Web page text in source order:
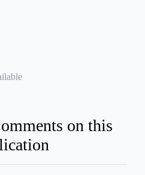
on this